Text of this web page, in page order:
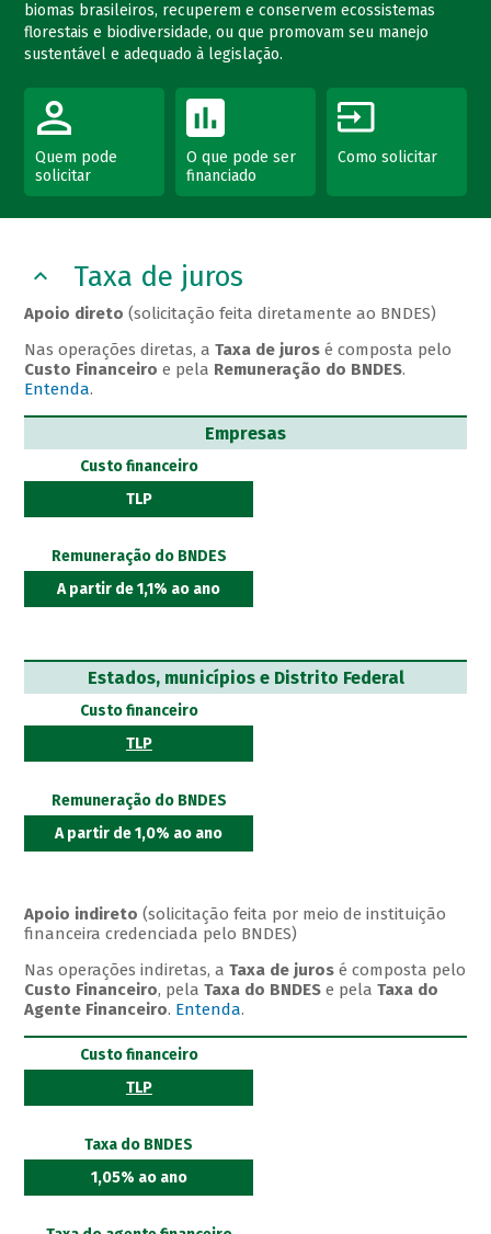
biomas brasileiros, recuperem e conservem ecossistemas
florestais e biodiversidade, ou que promovam seu manejo
sustentável e adequado à legislação.
Quem pode
solicitar
O que pode ser
financiado
Como solicitar
Taxa de juros
Apoio direto(solicitação feita diretamente ao BNDES)
Nas operações diretas, aTaxa de juros é composta pelo
Custo Financeiro e pela Remuneração do BNDES.
Entenda.
Empresas
Custo financeiro
TLP
Remuneração do BNDES
A partir de 1,1% ao ano
Estados, municípios e Distrito Federal
Custo financeiro
TLP
Remuneração do BNDES
A partir de 1,0% ao ano
Apoio indireto(solicitação feita por meio de instituição
financeira credenciada pelo BNDES)
Nas operações indiretas, aTaxa de juros é composta pelo
Custo Financeiro, pelaTaxa do BNDES e pelaTaxa do
Agente Financeiro. Entenda.
Custo financeiro
TLP
Taxa do BNDES
1,05% ao ano